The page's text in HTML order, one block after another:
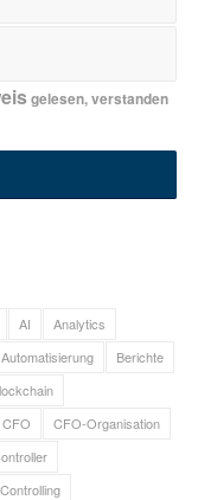
gelesen, verstanden
AI
Analytics
Automatisierung
Berichte
CFO
CFO-Organisation
Controlling